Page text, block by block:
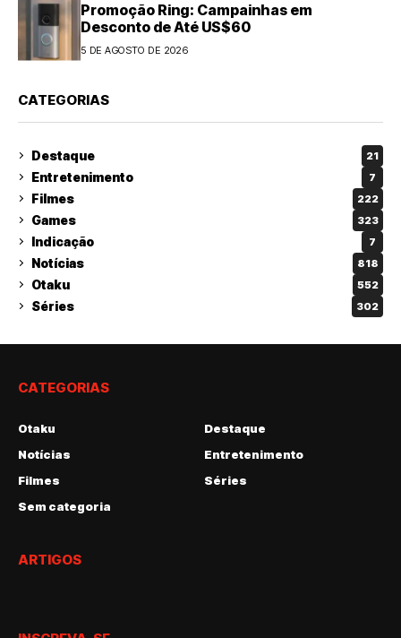
Promoção Ring: Campainhas em
Desconto de Até US$60
5 DE AGOSTO DE 2026
CATEGORIAS
Destaque 21
Entretenimento 7
Filmes 222
Games 323
Indicação 7
Notícias 818
Otaku 552
Séries 302
CATEGORIAS
Otaku
Destaque
Notícias
Entretenimento
Filmes
Séries
Sem categoria
ARTIGOS